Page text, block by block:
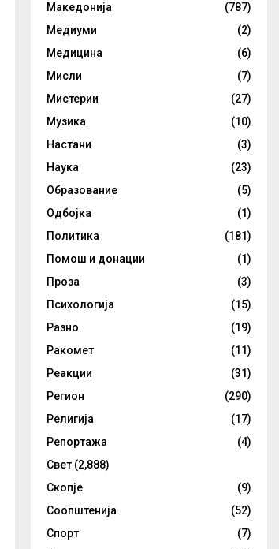
Македонија
(787)
Медиуми
(2)
Медицина
(6)
Мисли
(7)
Мистерии
(27)
Музика
(10)
Настани
(3)
Наука
(23)
Образование
(5)
Одбојка
(1)
Политика
(181)
Помош и донации
(1)
Проза
(3)
Психологија
(15)
Разно
(19)
Ракомет
(11)
Реакции
(31)
Регион
(290)
Религија
(17)
Репортажа
(4)
Свет (2,888)
Скопје
(9)
Соопштенија
(52)
Спорт
(7)